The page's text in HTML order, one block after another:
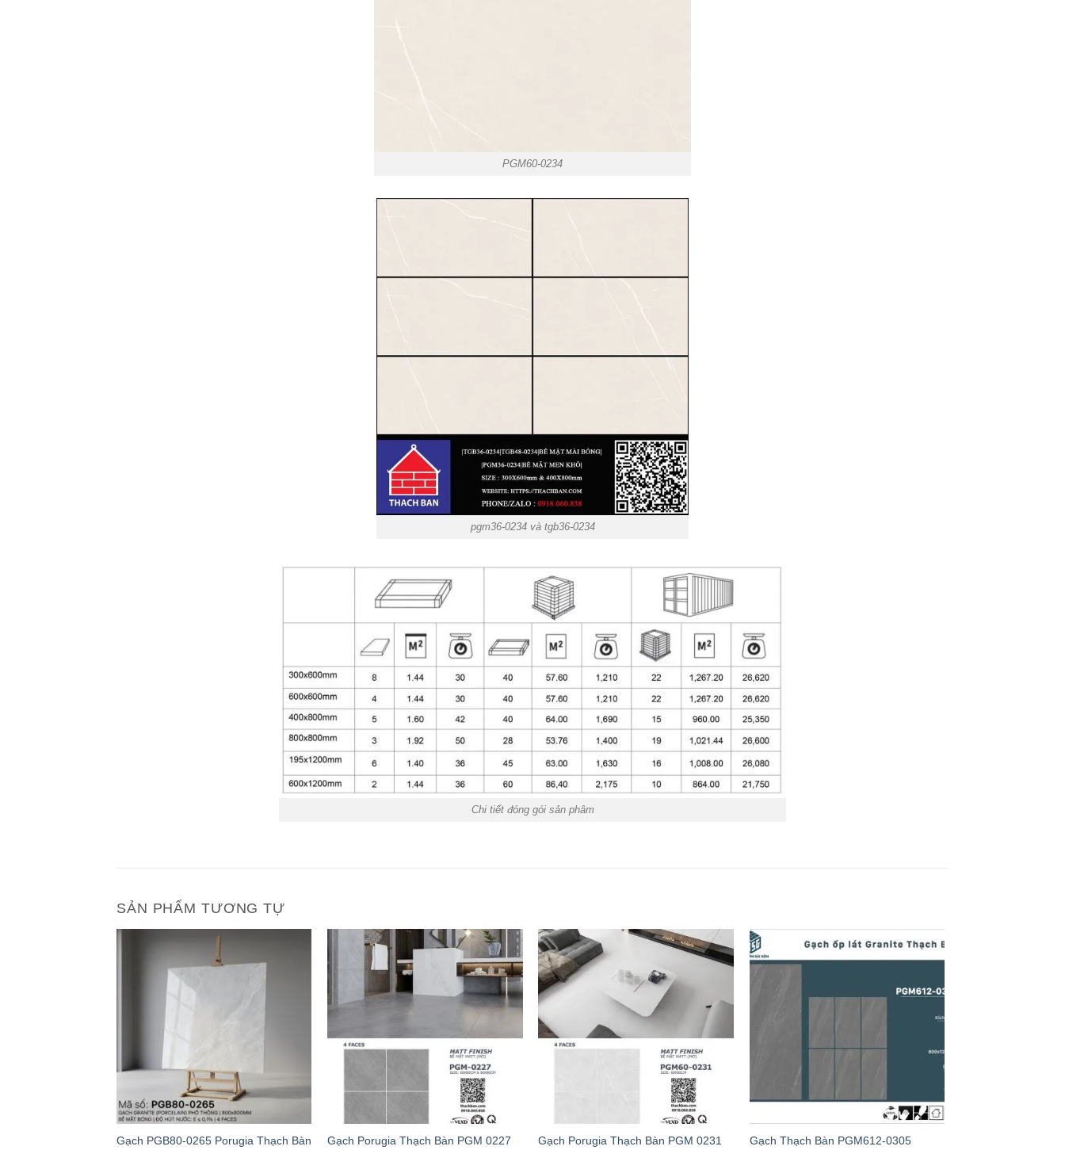
PGM60-0234
pgm36-0234 và tgb36-0234
Chi tiết đóng gói sản phâm
SẢN PHẨM TƯƠNG TỰ
Gạch PGB80-0265 Porugia Thạch Bàn Gạch Porugia Thạch Bàn PGM 0227 Gạch Porugia Thạch Bàn PGM 0231 Gạch Thạch Bàn PGM612-0305